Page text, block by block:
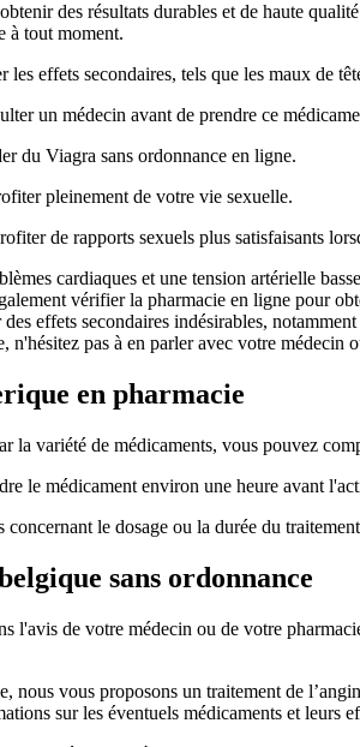
des résultats durables et de haute
à tout moment.
effets secondaires, tels que les maux de
un médecin avant de prendre ce
du Viagra sans ordonnance en ligne.
pleinement de votre vie sexuelle.
de rapports sexuels plus satisfaisants
cardiaques et une tension artérielle
vérifier la pharmacie en ligne pour
effets secondaires indésirables,
n'hésitez pas à en parler avec votre médecin
en pharmacie
la variété de médicaments, vous pouvez
le médicament environ une heure avant
concernant le dosage ou la durée du
sans ordonnance
l'avis de votre médecin ou de votre
nous vous proposons un traitement de
sur les éventuels médicaments et leurs